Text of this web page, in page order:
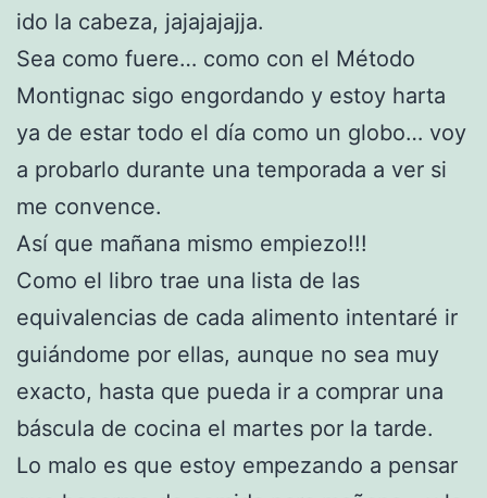
ido la cabeza, jajajajajja.
Sea como fuere… como con el Método
Montignac sigo engordando y estoy harta
ya de estar todo el día como un globo… voy
a probarlo durante una temporada a ver si
me convence.
Así que mañana mismo empiezo!!!
Como el libro trae una lista de las
equivalencias de cada alimento intentaré ir
guiándome por ellas, aunque no sea muy
exacto, hasta que pueda ir a comprar una
báscula de cocina el martes por la tarde.
Lo malo es que estoy empezando a pensar